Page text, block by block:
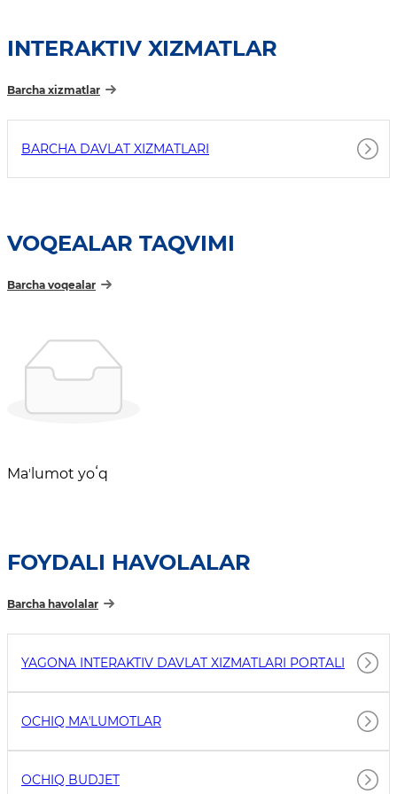
INTERAKTIV XIZMATLAR
Barcha xizmatlar
BARCHA DAVLAT XIZMATLARI
VOQEALAR TAQVIMI
Barcha voqealar
Maʼlumot yoʻq
FOYDALI HAVOLALAR
Barcha havolalar
YAGONA INTERAKTIV DAVLAT XIZMATLARI PORTALI
OCHIQ MAʼLUMOTLAR
OCHIQ BUDJET